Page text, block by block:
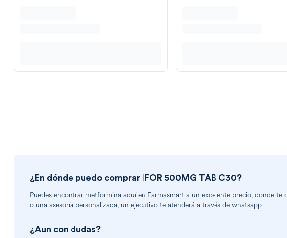
¿En dónde puedo comprar IFOR 500MG TAB C30?
Puedes encontrar metformina aquí en Farmasmart a un excelente precio, donde te
o una asesoría personalizada, un ejecutivo te atenderá a través de whatsapp
¿Aun con dudas?